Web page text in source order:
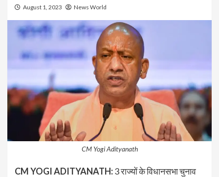
August 1, 2023 News World
CM Yogi Adityanath
CM YOGI ADITYANATH:3 राज्यों के विधानसभा चुनाव